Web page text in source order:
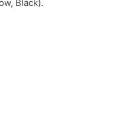
Black).